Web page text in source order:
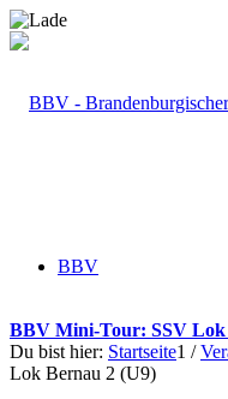
BBV
BBV Mini-Tour: SSV Lok
Du bist hier: Startseite1 /
Lok Bernau 2 (U9)